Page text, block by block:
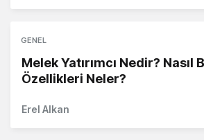
GENEL
Melek Yatırımcı Nedir? Nasıl
Özellikleri Neler?
Erel Alkan